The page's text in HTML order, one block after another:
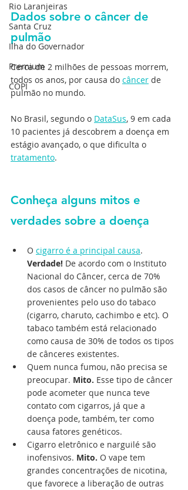
Rio Laranjeiras
Santa Cruz
Ilha do Governador
Premium
COPI
Dados sobre o câncer de
pulmão
Cerca de 2 milhões de pessoas morrem,
todos os anos, por causa do câncer de
pulmão no mundo.
No Brasil, segundo o DataSus, 9 em cada
10 pacientes já descobrem a doença em
estágio avançado, o que dificulta o
tratamento.
Conheça alguns mitos e
verdades sobre a doença
O cigarro é a principal causa.
Verdade! De acordo com o Instituto
Nacional do Câncer, cerca de 70%
dos casos de câncer no pulmão são
provenientes pelo uso do tabaco
(cigarro, charuto, cachimbo e etc). O
tabaco também está relacionado
como causa de 30% de todos os tipos
de cânceres existentes.
Quem nunca fumou, não precisa se
preocupar. Mito. Esse tipo de câncer
pode acometer que nunca teve
contato com cigarros, já que a
doença pode, também, ter como
causa fatores genéticos.
Cigarro eletrônico e narguilé são
inofensivos. Mito. O vape tem
grandes concentrações de nicotina,
que favorece a liberação de outras